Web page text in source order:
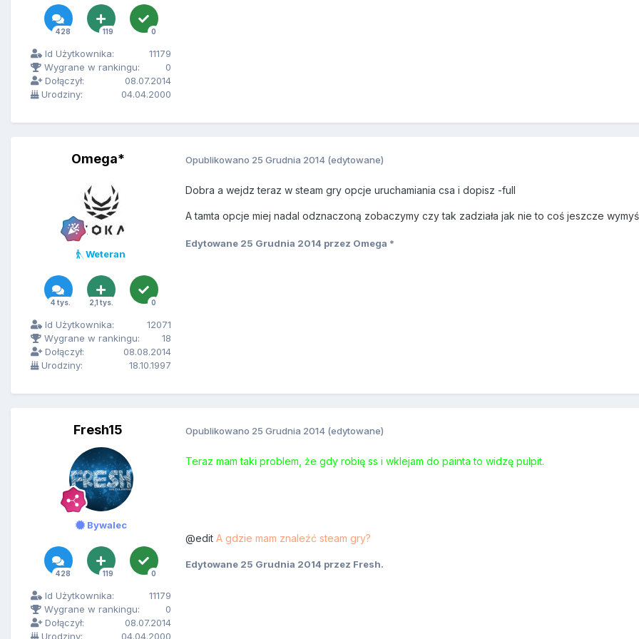
428 119 0
Id Użytkownika:
11179
Wygrane w rankingu:
0
Dołączył:
08.07.2014
Urodziny:
04.04.2000
Omega*
Weteran
4 tys. 2,1 tys. 0
Id Użytkownika:
12071
Wygrane w rankingu:
18
Dołączył:
08.08.2014
Urodziny:
18.10.1997
Opublikowano 25 Grudnia 2014 (edytowane)
Dobra a wejdz teraz w steam gry opcje uruchamiania csa i dopisz -full
A tamta opcje miej nadal odznaczoną zobaczymy czy tak zadziała jak nie to coś jeszcze
Edytowane 25 Grudnia 2014 przez Omega *
Fresh15
Bywalec
428 119 0
Id Użytkownika:
11179
Wygrane w rankingu:
0
Dołączył:
08.07.2014
Urodziny:
04.04.2000
Opublikowano 25 Grudnia 2014 (edytowane)
Teraz mam taki problem, że gdy robię ss i wklejam do painta to widzę pulpit.
@edit A gdzie mam znaleźć steam gry?
Edytowane 25 Grudnia 2014 przez Fresh.